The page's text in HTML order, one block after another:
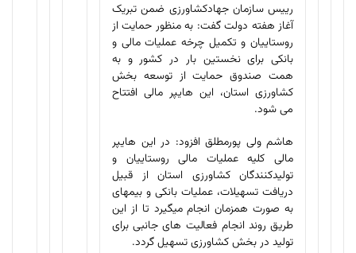
رییس سازمان جهادکشاورزی ضمن تبریک
آغاز هفته دولت گفت: به منظور حمایت از
روستاییان و تکمیل چرخه عملیات مالی و
بانکی برای نخستین بار در کشور و به
همت صندوق حمایت از توسعه بخش
کشاورزی استان، این هایپر مالی افتتاح
می­ شود.
هاشم ولی ­پورمطلق افزود: در این هایپر
مالی کلیه عملیات مالی روستاییان و
تولیدکنندگان کشاورزی استان از قبیل
دریافت تسهیلات، عملیات بانکی و بیمه­ای
به صورت همزمان انجام می­گیرد تا از این
طریق روند انجام فعالیت­ های جانبی برای
تولید در بخش کشاورزی تسهیل گردد.